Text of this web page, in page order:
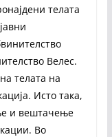
телата
Велес.
телата на
Исто така,
и вештачење
Во